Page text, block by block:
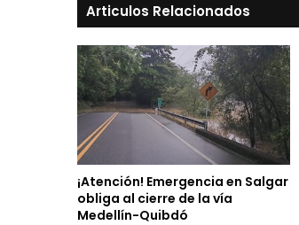
Articulos Relacionados
¡Atención! Emergencia en Salgar
obliga al cierre de la vía
Medellín-Quibdó